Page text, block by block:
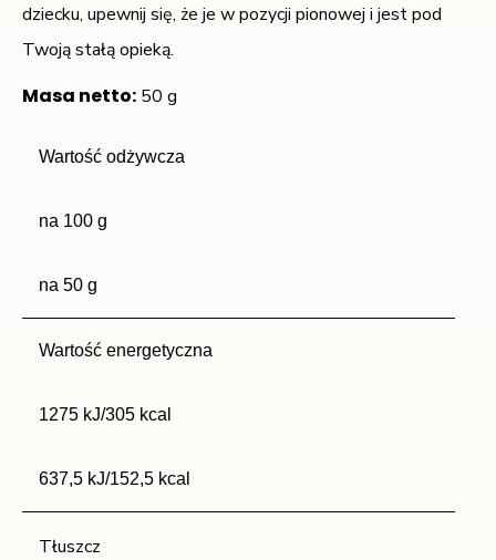
dziecku, upewnij się, że je w pozycji pionowej i jest pod
Twoją stałą opieką.
Masa netto: 50 g
Wartość odżywcza
na 100 g
na 50 g
Wartość energetyczna
1275 kJ/305 kcal
637,5 kJ/152,5 kcal
Tłuszcz